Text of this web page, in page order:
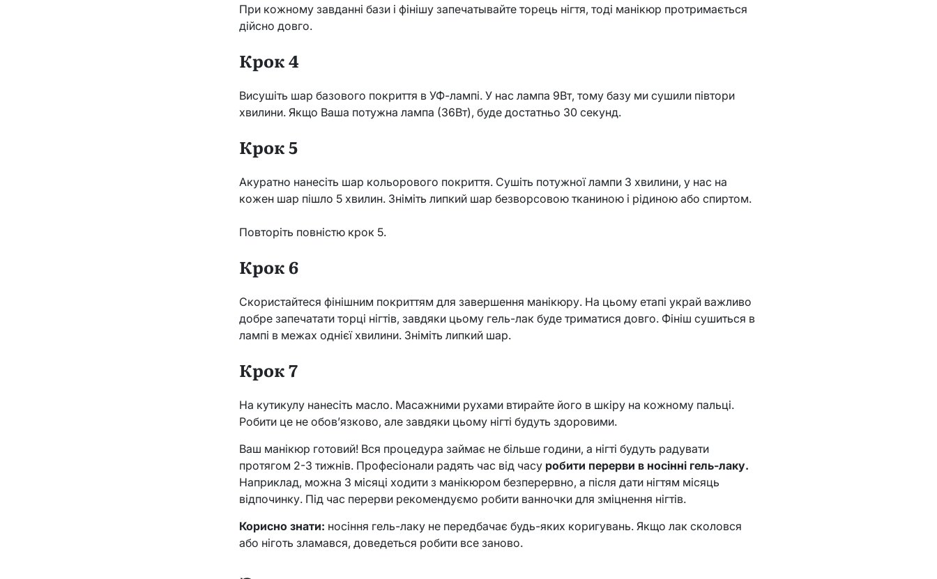
При кожному завданні бази і фінішу запечатывайте торець нігтя, тоді манікюр протримається
дійсно довго.
Крок 4
Висушіть шар базового покриття в УФ-лампі. У нас лампа 9Вт, тому базу ми сушили півтори
хвилини. Якщо Ваша потужна лампа (36Вт), буде достатньо 30 секунд.
Крок 5
Акуратно нанесіть шар кольорового покриття. Сушіть потужної лампи 3 хвилини, у нас на
кожен шар пішло 5 хвилин. Зніміть липкий шар безворсовою тканиною і рідиною або спиртом.
Повторіть повністю крок 5.
Крок 6
Скористайтеся фінішним покриттям для завершення манікюру. На цьому етапі украй важливо
добре запечатати торці нігтів, завдяки цьому гель-лак буде триматися довго. Фініш сушиться в
лампі в межах однієї хвилини. Зніміть липкий шар.
Крок 7
На кутикулу нанесіть масло. Масажними рухами втирайте його в шкіру на кожному пальці.
Робити це не обов’язково, але завдяки цьому нігті будуть здоровими.
Ваш манікюр готовий! Вся процедура займає не більше години, а нігті будуть радувати
протягом 2-3 тижнів. Професіонали радять час від часу робити перерви в носінні гель-лаку.
Наприклад, можна 3 місяці ходити з манікюром безперервно, а після дати нігтям місяць
відпочинку. Під час перерви рекомендуємо робити ванночки для зміцнення нігтів.
Корисно знати: носіння гель-лаку не передбачає будь-яких коригувань. Якщо лак сколовся
або ніготь зламався, доведеться робити все заново.